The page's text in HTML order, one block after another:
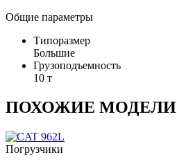
Общие параметры
Типоразмер
Большие
Грузоподъемность
10 т
ПОХОЖИЕ МОДЕЛИ
Погрузчики